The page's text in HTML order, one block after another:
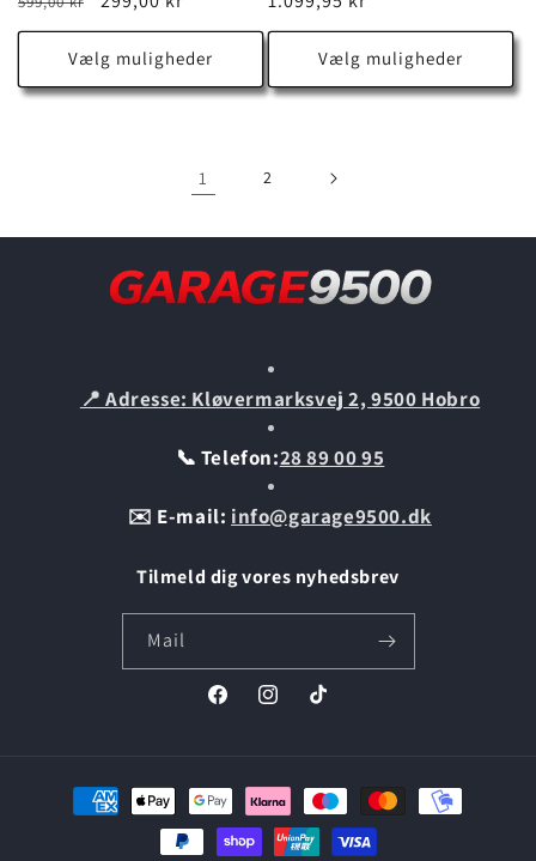
Vælg muligheder Vælg muligheder
1 2
📍 Adresse: Kløvermarksvej 2, 9500 Hobro
📞 Telefon:28 89 00 95
✉️ E-mail: info@garage9500.dk
Tilmeld dig vores nyhedsbrev
Mail
FacebookInstagramTikTok
Betalingsmetoder